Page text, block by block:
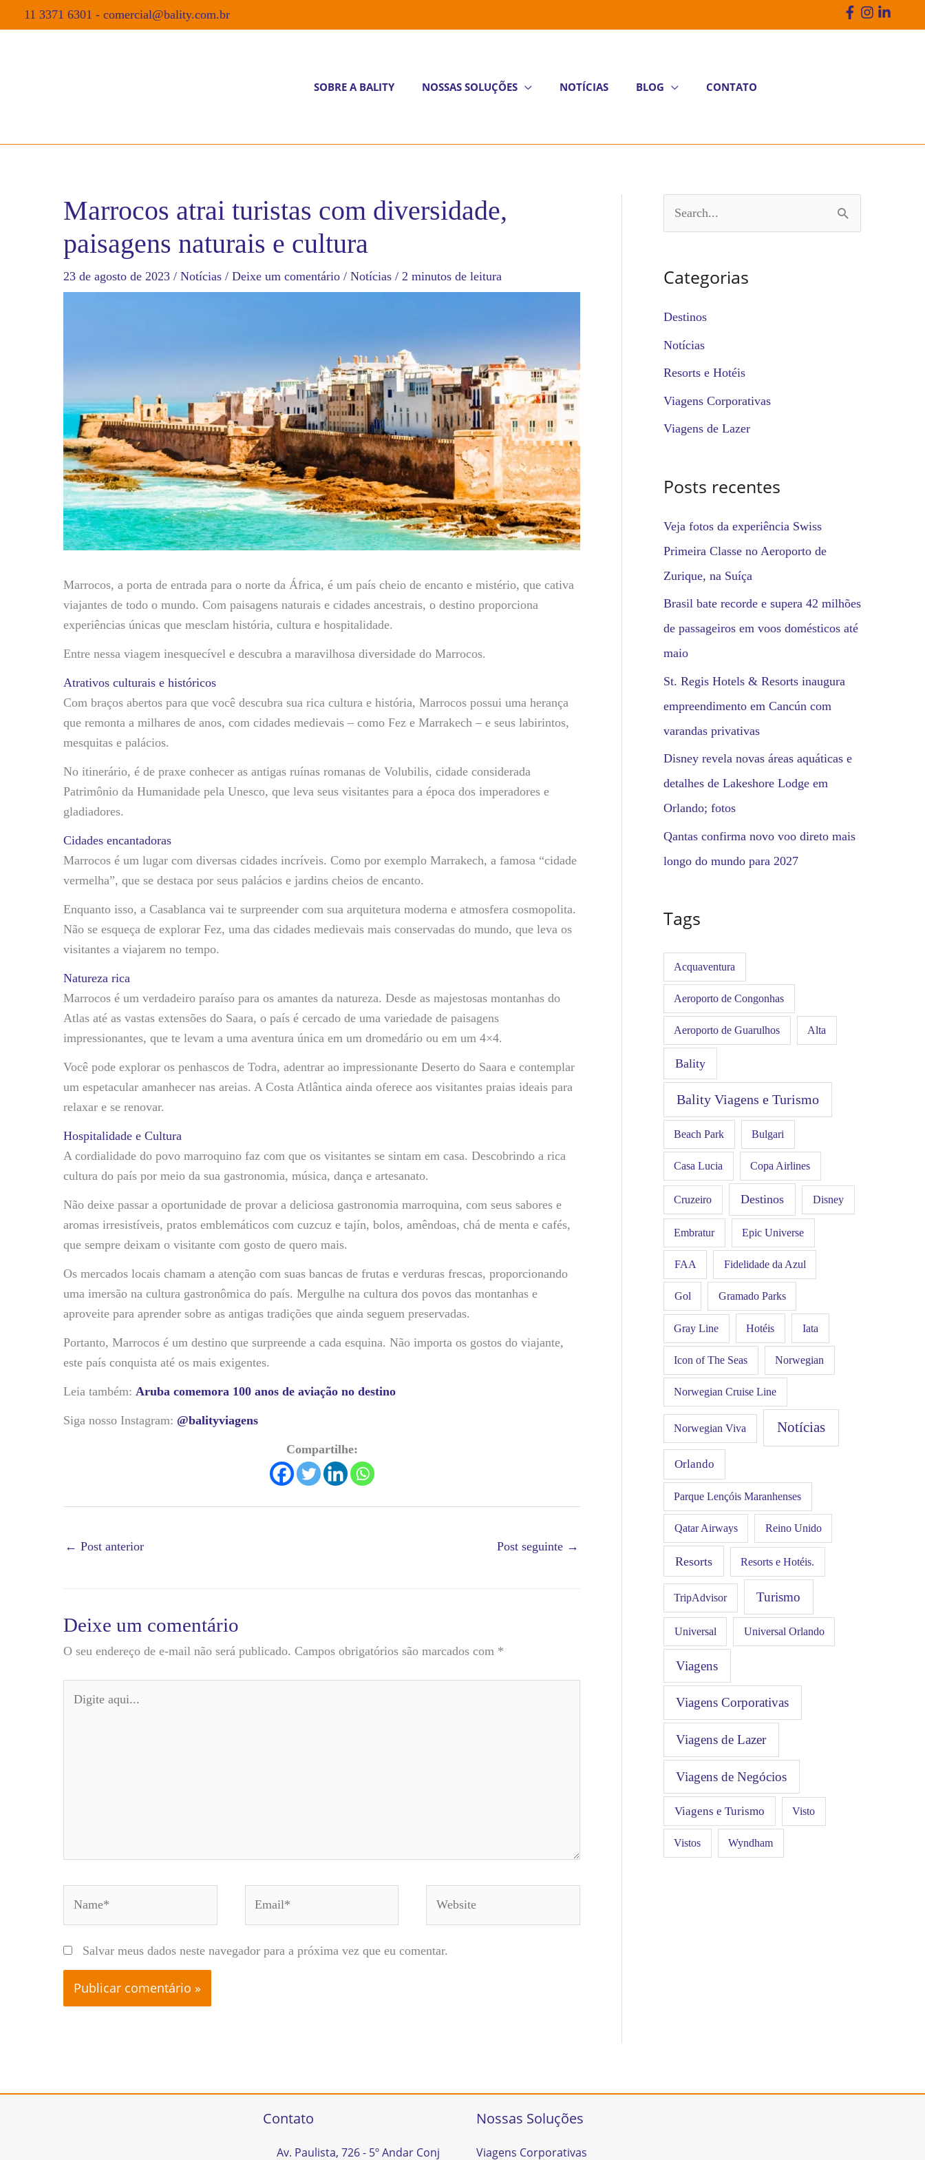
11 3371 6301 - comercial@bality.com.br
SOBRE A BALITY NOSSAS SOLUÇÕES NOTÍCIAS BLOG CONTATO
Marrocos atrai turistas com diversidade,
paisagens naturais e cultura
23 de agosto de 2023 / Notícias / Deixe um comentário / Notícias / 2 minutos de leitura
Marrocos, a porta de entrada para o norte da África, é um país cheio de encanto e mistério, que cativa
viajantes de todo o mundo. Com paisagens naturais e cidades ancestrais, o destino proporciona
experiências únicas que mesclam história, cultura e hospitalidade.
Entre nessa viagem inesquecível e descubra a maravilhosa diversidade do Marrocos.
Atrativos culturais e históricos
Com braços abertos para que você descubra sua rica cultura e história, Marrocos possui uma herança
que remonta a milhares de anos, com cidades medievais – como Fez e Marrakech – e seus labirintos,
mesquitas e palácios.
No itinerário, é de praxe conhecer as antigas ruínas romanas de Volubilis, cidade considerada
Patrimônio da Humanidade pela Unesco, que leva seus visitantes para a época dos imperadores e
gladiadores.
Cidades encantadoras
Marrocos é um lugar com diversas cidades incríveis. Como por exemplo Marrakech, a famosa “cidade
vermelha”, que se destaca por seus palácios e jardins cheios de encanto.
Enquanto isso, a Casablanca vai te surpreender com sua arquitetura moderna e atmosfera cosmopolita.
Não se esqueça de explorar Fez, uma das cidades medievais mais conservadas do mundo, que leva os
visitantes a viajarem no tempo.
Natureza rica
Marrocos é um verdadeiro paraíso para os amantes da natureza. Desde as majestosas montanhas do
Atlas até as vastas extensões do Saara, o país é cercado de uma variedade de paisagens
impressionantes, que te levam a uma aventura única em um dromedário ou em um 4×4.
Você pode explorar os penhascos de Todra, adentrar ao impressionante Deserto do Saara e contemplar
um espetacular amanhecer nas areias. A Costa Atlântica ainda oferece aos visitantes praias ideais para
relaxar e se renovar.
Hospitalidade e Cultura
A cordialidade do povo marroquino faz com que os visitantes se sintam em casa. Descobrindo a rica
cultura do país por meio da sua gastronomia, música, dança e artesanato.
Não deixe passar a oportunidade de provar a deliciosa gastronomia marroquina, com seus sabores e
aromas irresistíveis, pratos emblemáticos com cuzcuz e tajín, bolos, amêndoas, chá de menta e cafés,
que sempre deixam o visitante com gosto de quero mais.
Os mercados locais chamam a atenção com suas bancas de frutas e verduras frescas, proporcionando
uma imersão na cultura gastronômica do país. Mergulhe na cultura dos povos das montanhas e
aproveite para aprender sobre as antigas tradições que ainda seguem preservadas.
Portanto, Marrocos é um destino que surpreende a cada esquina. Não importa os gostos do viajante,
este país conquista até os mais exigentes.
Leia também: Aruba comemora 100 anos de aviação no destino
Siga nosso Instagram: @balityviagens
Compartilhe:
← Post anterior Post seguinte →
Deixe um comentário
O seu endereço de e-mail não será publicado. Campos obrigatórios são marcados com *
aqui...
Salvar meus dados neste navegador para a próxima vez que eu comentar.
u
i
s
r
Categorias
Destinos
Notícias
Resorts e Hotéis
Viagens Corporativas
Viagens de Lazer
Posts recentes
Veja fotos da experiência Swiss
Primeira Classe no Aeroporto de
Zurique, na Suíça
Brasil bate recorde e supera 42 milhões
de passageiros em voos domésticos até
maio
St. Regis Hotels & Resorts inaugura
empreendimento em Cancún com
varandas privativas
Disney revela novas áreas aquáticas e
detalhes de Lakeshore Lodge em
Orlando; fotos
Qantas confirma novo voo direto mais
longo do mundo para 2027
Tags
Acquaventura
Aeroporto de Congonhas
Aeroporto de Guarulhos Alta
Bality
Bality Viagens e Turismo
Beach Park Bulgari
Casa Lucia Copa Airlines
Cruzeiro Destinos Disney
Embratur Epic Universe
FAA Fidelidade da Azul
Gol Gramado Parks
Gray Line Hotéis Iata
Icon of The Seas Norwegian
Norwegian Cruise Line
Norwegian Viva Notícias
Orlando
Parque Lençóis Maranhenses
Qatar Airways Reino Unido
Resorts Resorts e Hotéis.
TripAdvisor Turismo
Universal Universal Orlando
Viagens
Viagens Corporativas
Viagens de Lazer
Viagens de Negócios
Viagens e Turismo Visto
Vistos Wyndham
Contato
Av. Paulista, 726 - 5º Andar Conj
Nossas Soluções
Viagens Corporativas